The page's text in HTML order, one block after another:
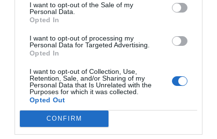
I want to opt-out of the Sale of my
Personal Data.
Opted In
I want to opt-out of processing my
Personal Data for Targeted Advertising.
Opted In
I want to opt-out of Collection, Use,
Retention, Sale, and/or Sharing of my
Personal Data that Is Unrelated with the
Purposes for which it was collected.
Opted Out
CONFIRM
Servicio Andaluz de Salud
maria jose sanchez rubio